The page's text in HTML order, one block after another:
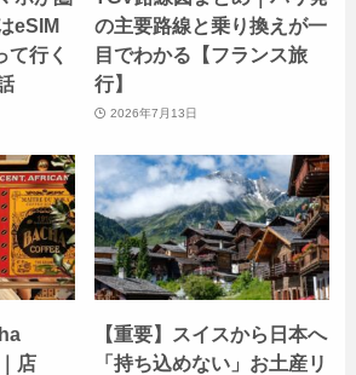
eSIM
て行く
の主要路線と乗り換えが一
目でわかる【フランス旅
行】
2026年7月13日
店
【重要】スイスから日本へ
「持ち込めない」お土産リ